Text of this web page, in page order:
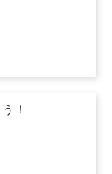
！